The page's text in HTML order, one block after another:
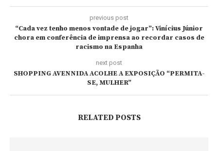
previous post
“Cada vez tenho menos vontade de jogar”: Vinícius Júnior
chora em conferência de imprensa ao recordar casos de
racismo na Espanha
next post
SHOPPING AVENNIDA ACOLHE A EXPOSIÇÃO “PERMITA-
SE, MULHER”
RELATED POSTS